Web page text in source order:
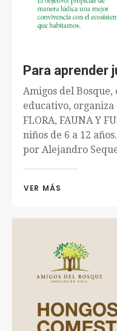
Para aprender
Amigos del
educativo, organiza
FLORA, FAUNA Y
niños de 6 a 12
por Alejandro
VER MÁS